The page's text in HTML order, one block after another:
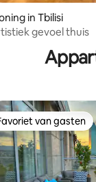
van 4,91 uit
in Tbilisi
gevoel thuis
van gasten
van gasten